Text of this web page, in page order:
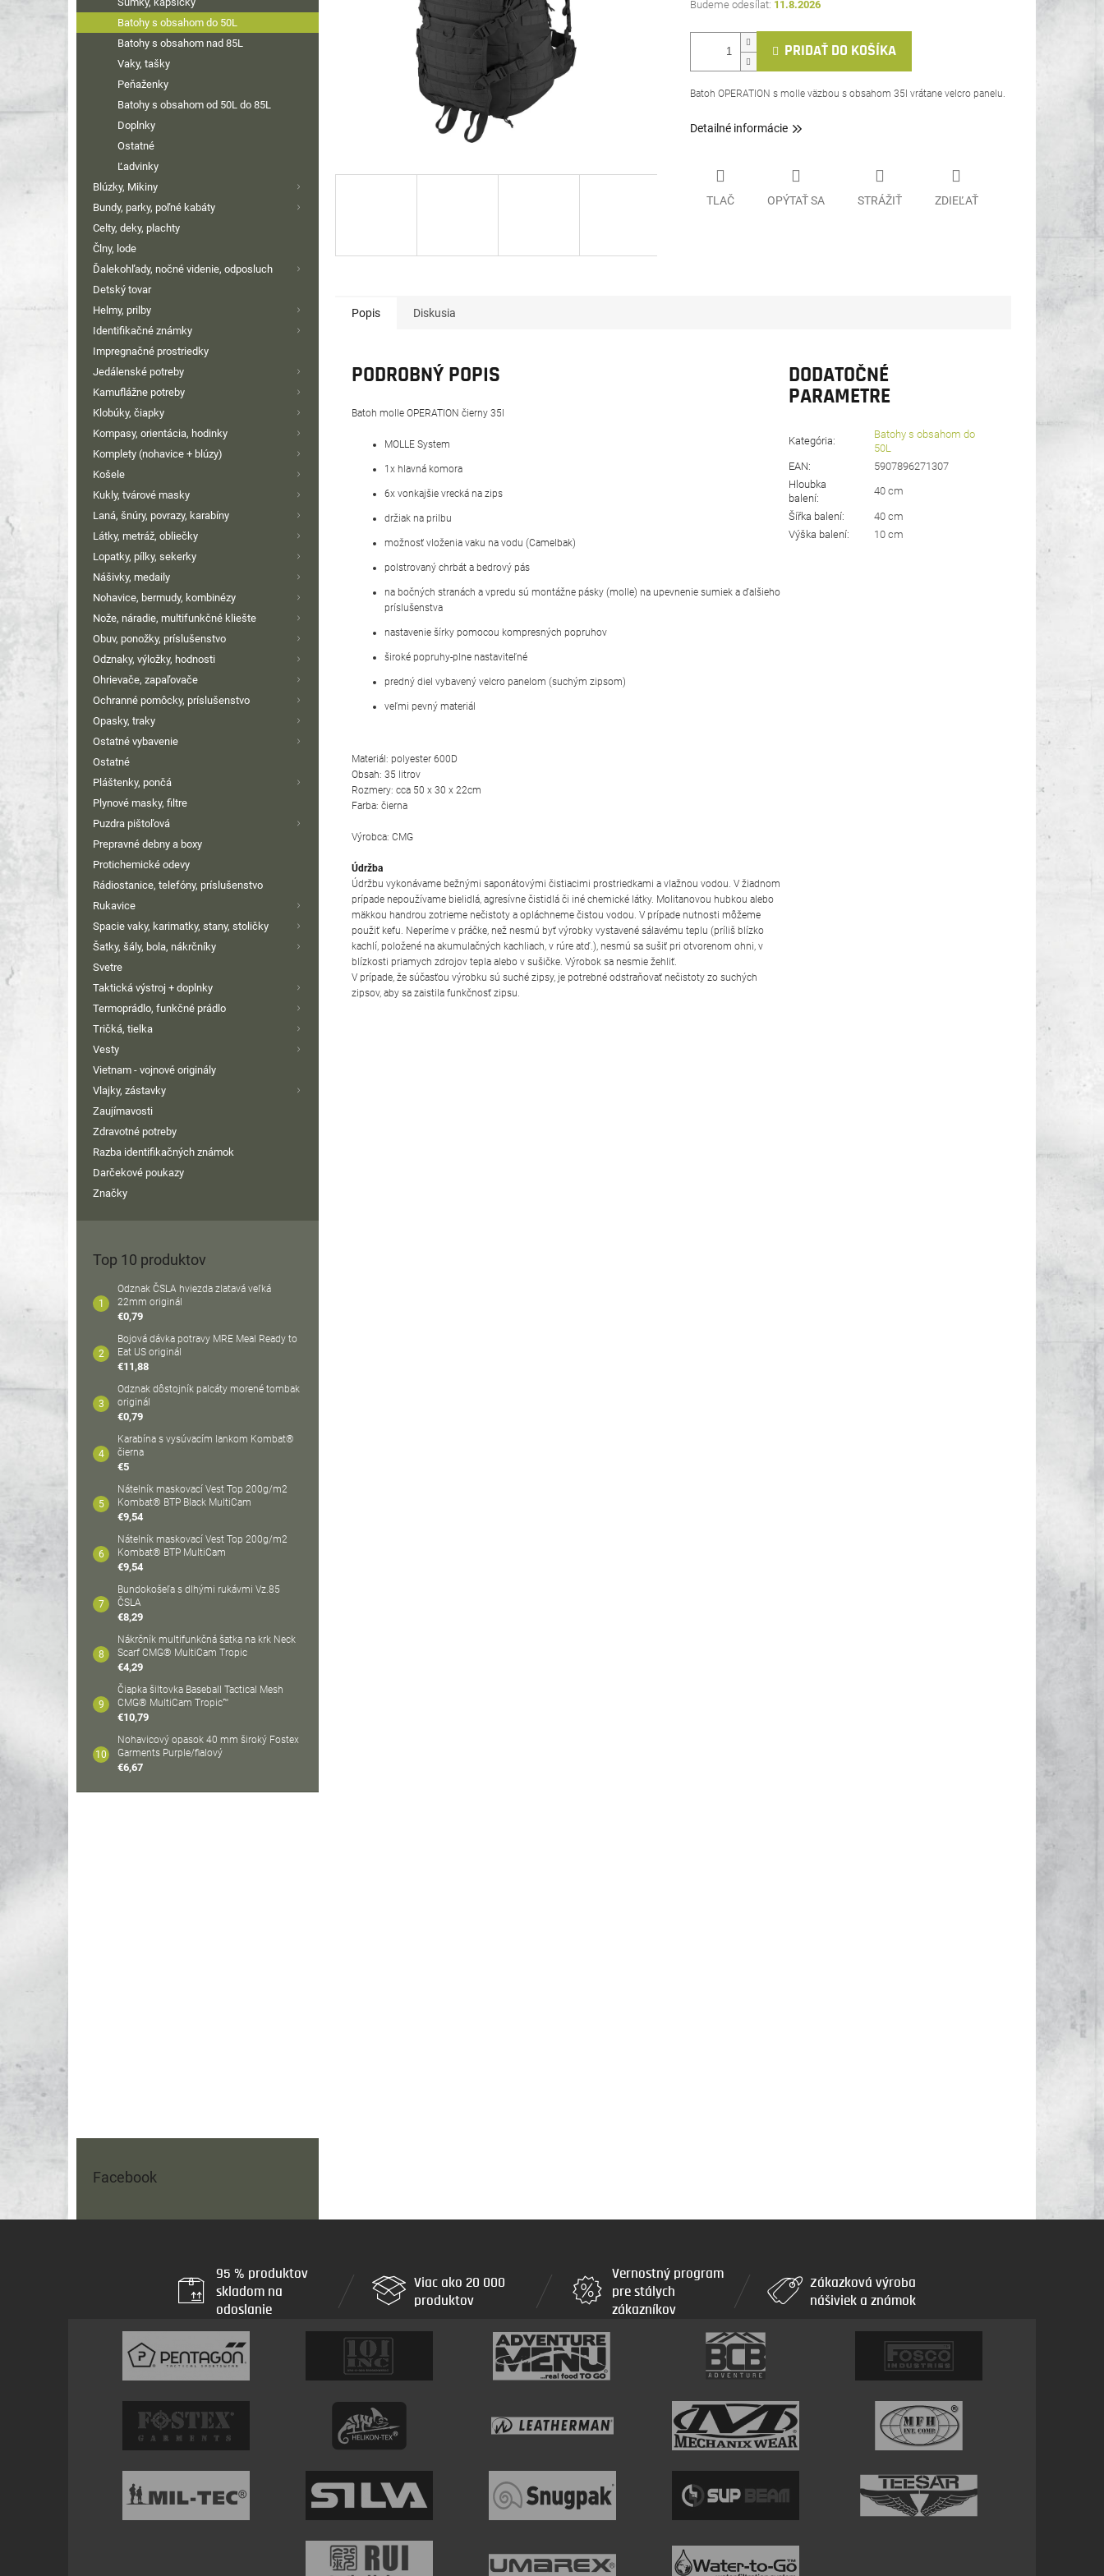
Batohy s obsahom do 50L
Batohy s obsahom nad 85L
Vaky, tašky
Peňaženky
Batohy s obsahom od 50L do 85L
Doplnky
Ostatné
Ľadvinky
Blúzky, Mikiny
Bundy, parky, poľné kabáty
Celty, deky, plachty
Člny, lode
Ďalekohľady, nočné videnie, odposluch
Detský tovar
Helmy, prilby
Identifikačné známky
Impregnačné prostriedky
Jedálenské potreby
Kamuflážne potreby
Klobúky, čiapky
Kompasy, orientácia, hodinky
Komplety (nohavice + blúzy)
Košele
Kukly, tvárové masky
Laná, šnúry, povrazy, karabíny
Látky, metráž, obliečky
Lopatky, pílky, sekerky
Nášivky, medaily
Nohavice, bermudy, kombinézy
Nože, náradie, multifunkčné kliešte
Obuv, ponožky, príslušenstvo
Odznaky, výložky, hodnosti
Ohrievače, zapaľovače
Ochranné pomôcky, príslušenstvo
Opasky, traky
Ostatné vybavenie
Ostatné
Pláštenky, pončá
Plynové masky, filtre
Puzdra pištoľová
Prepravné debny a boxy
Protichemické odevy
Rádiostanice, telefóny, príslušenstvo
Rukavice
Spacie vaky, karimatky, stany, stoličky
Šatky, šály, bola, nákrčníky
Svetre
Taktická výstroj + doplnky
Termoprádlo, funkčné prádlo
Tričká, tielka
Vesty
Vietnam - vojnové originály
Vlajky, zástavky
Zaujímavosti
Zdravotné potreby
Razba identifikačných známok
Darčekové poukazy
Značky
Top 10 produktov
Odznak ČSLA hviezda zlatavá veľká
22mm originál
€0,79
Bojová dávka potravy MRE Meal Ready to
Eat US originál
€11,88
Odznak dôstojník palcáty morené tombak
originál
€0,79
Karabína s vysúvacím lankom Kombat®
čierna
€5
Nátelník maskovací Vest Top 200g/m2
Kombat® BTP Black MultiCam
€9,54
Nátelník maskovací Vest Top 200g/m2
Kombat® BTP MultiCam
€9,54
Bundokošeľa s dlhými rukávmi Vz.85
ČSLA
€8,29
Nákrčník multifunkčná šatka na krk Neck
Scarf CMG® MultiCam Tropic
€4,29
Čiapka šiltovka Baseball Tactical Mesh
CMG® MultiCam Tropic™
€10,79
Nohavicový opasok 40 mm široký Fostex
Garments Purple/fialový
€6,67
Facebook
11.8.2026
PRIDAŤ DO KOŠÍKA
Batoh OPERATION s molle väzbou s obsahom 35l vrátane velcro panelu.
Detailné informácie
TLAČ OPÝTAŤ SA STRÁŽIŤ ZDIEĽAŤ
Popis Diskusia
PODROBNÝ POPIS
Batoh molle OPERATION čierny 35l
MOLLE System
1x hlavná komora
6x vonkajšie vrecká na zips
držiak na prilbu
možnosť vloženia vaku na vodu (Camelbak)
polstrovaný chrbát a bedrový pás
na bočných stranách a vpredu sú montážne pásky (molle) na upevnenie sumiek a ďalšieho
príslušenstva
nastavenie šírky pomocou kompresných popruhov
široké popruhy-plne nastaviteľné
predný diel vybavený velcro panelom (suchým zipsom)
veľmi pevný materiál
Materiál: polyester 600D
Obsah: 35 litrov
Rozmery: cca 50 x 30 x 22cm
Farba: čierna
Výrobca: CMG
Údržba
Údržbu vykonávame bežnými saponátovými čistiacimi prostriedkami a vlažnou vodou. V žiadnom
prípade nepoužívame bielidlá, agresívne čistidlá či iné chemické látky. Molitanovou hubkou alebo
mäkkou handrou zotrieme nečistoty a opláchneme čistou vodou. V prípade nutnosti môžeme
použiť kefu. Neperíme v práčke, než nesmú byť výrobky vystavené sálavému teplu (príliš blízko
kachlí, položené na akumulačných kachliach, v rúre atď.), nesmú sa sušiť pri otvorenom ohni, v
blízkosti priamych zdrojov tepla alebo v sušičke. Výrobok sa nesmie žehliť.
V prípade, že súčasťou výrobku sú suché zipsy, je potrebné odstraňovať nečistoty zo suchých
zipsov, aby sa zaistila funkčnosť zipsu.
DODATOČNÉ
PARAMETRE
Kategória:
Batohy s obsahom do
50L
EAN:
5907896271307
Hloubka
balení:
40 cm
Šířka balení:
40 cm
Výška balení: 10 cm
95 % produktov
skladom na
odoslanie
Viac ako 20 000
produktov
Vernostný program
pre stálych
zákazníkov
Zákazková výroba
nášiviek a známok